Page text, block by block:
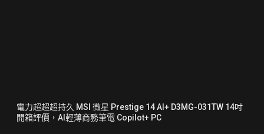
電力超超超持久 MSI 微星 Prestige 14 AI+ D3MG-031TW 14吋
開箱評價，AI輕薄商務筆電 Copilot+ PC